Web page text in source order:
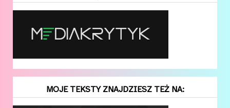
MOJE TEKSTY ZNAJDZIESZ TEŻ NA: